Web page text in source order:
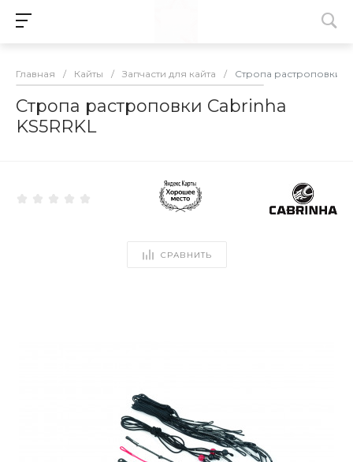
Главная / Кайты / Запчасти для кайта / Стропа растроповки
Стропа растроповки Cabrinha
KS5RRKL
СРАВНИТЬ